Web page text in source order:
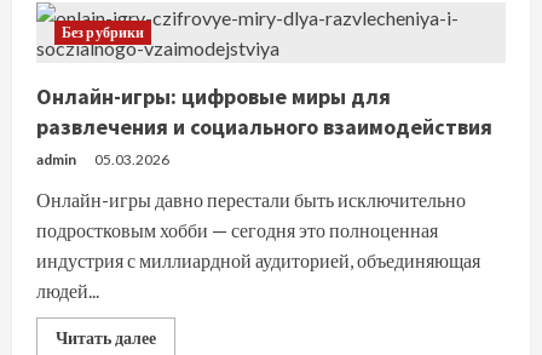
в
Москве:
как
оформить
газоснабжения
лишней
Без рубрики
Онлайн-игры: цифровые миры для
развлечения и социального взаимодействия
admin 05.03.2026
Онлайн-игры давно перестали быть исключительно
подростковым хобби — сегодня это полноценная
индустрия с миллиардной аудиторией, объединяющая
людей...
Читать далееПрочитать